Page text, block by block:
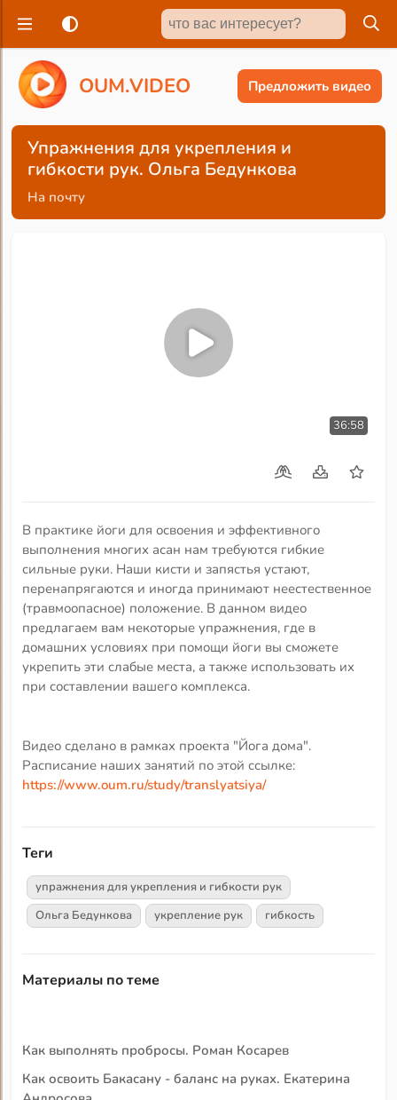
OUM.VIDEO Предложить видео
Упражнения для укрепления и
гибкости рук. Ольга Бедункова
На почту
36:58
В практике йоги для освоения и эффективного
выполнения многих асан нам требуются гибкие
сильные руки. Наши кисти и запястья устают,
перенапрягаются и иногда принимают неестественное
(травмоопасное) положение. В данном видео
предлагаем вам некоторые упражнения, где в
домашних условиях при помощи йоги вы сможете
укрепить эти слабые места, а также использовать их
при составлении вашего комплекса.
Видео сделано в рамках проекта "Йога дома".
Расписание наших занятий по этой ссылке:
https://www.oum.ru/study/translyatsiya/
Теги
упражнения для укрепления и гибкости рук
Ольга Бедункова
укрепление рук гибкость
Материалы по теме
Как выполнять пробросы. Роман Косарев
Как освоить Бакасану - баланс на руках. Екатерина